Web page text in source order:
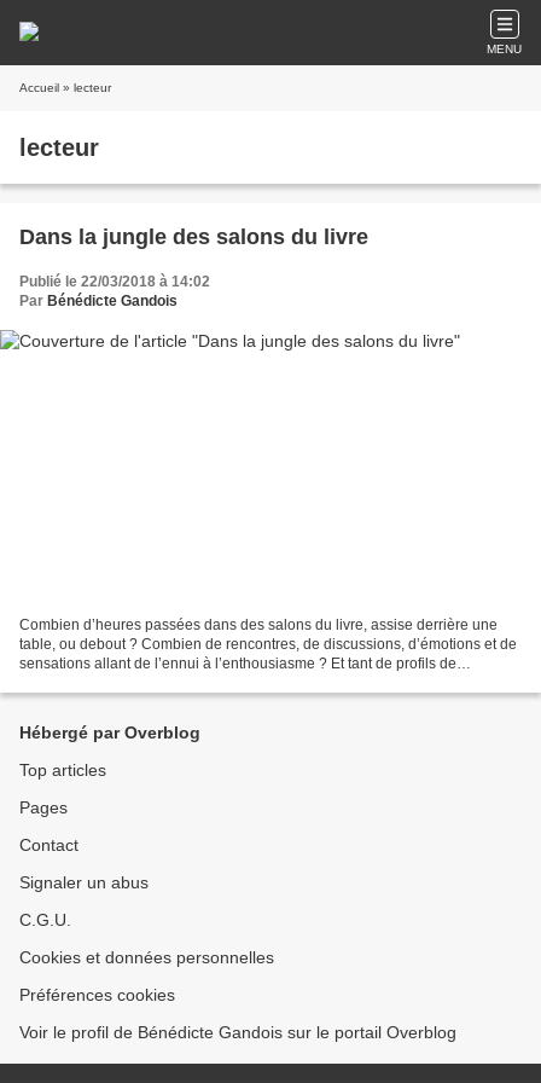
MENU
Accueil » lecteur
lecteur
Dans la jungle des salons du livre
Publié le 22/03/2018 à 14:02
Par Bénédicte Gandois
Combien d’heures passées dans des salons du livre, assise derrière une
table, ou debout ? Combien de rencontres, de discussions, d’émotions et de
sensations allant de l’ennui à l’enthousiasme ? Et tant de profils de
Hébergé par Overblog
Top articles
Pages
Contact
Signaler un abus
C.G.U.
Cookies et données personnelles
Préférences cookies
Voir le profil de Bénédicte Gandois sur le portail Overblog